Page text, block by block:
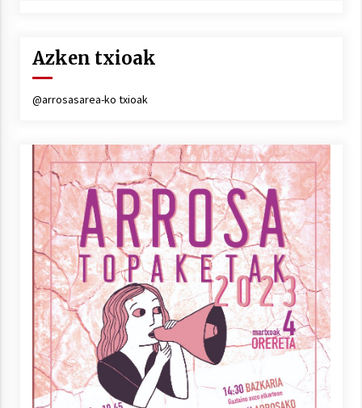
Azken txioak
@arrosasarea-ko txioak